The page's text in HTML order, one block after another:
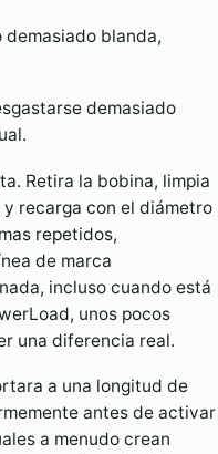
demasiado blanda,
demasiado
Retira la bobina, limpia
recarga con el diámetro
repetidos,
de marca
incluso cuando está
unos pocos
una diferencia real.
a una longitud de
antes de activar
a menudo crean